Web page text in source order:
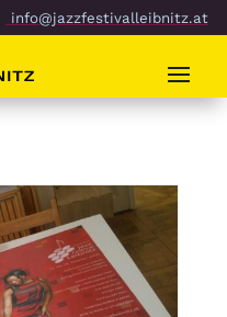
info@jazzfestivalleibnitz.at